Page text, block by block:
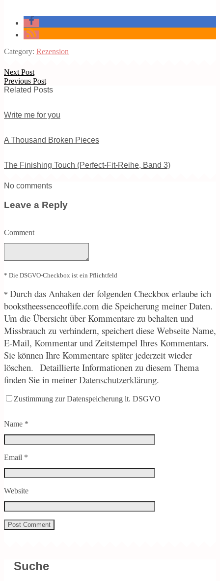
Category: Rezension
Next Post
Previous Post
Related Posts
Write me for you
A Thousand Broken Pieces
The Finishing Touch (Perfect-Fit-Reihe, Band 3)
No comments
Leave a Reply
Comment
* Die DSGVO-Checkbox ist ein Pflichtfeld
* Durch das Anhaken der folgenden Checkbox erlaube ich
bookstheessenceoflife.com die Speicherung meiner Daten.
Um die Übersicht über Kommentare zu behalten und
Missbrauch zu verhindern, speichert diese Webseite Name,
E-Mail, Kommentar und Zeitstempel Ihres Kommentars.
Sie können Ihre Kommentare später jederzeit wieder
löschen. Detaillierte Informationen zu diesem Thema
finden Sie in meiner Datenschutzerklärung.
Zustimmung zur Datenspeicherung lt. DSGVO
Name *
Email *
Website
Suche